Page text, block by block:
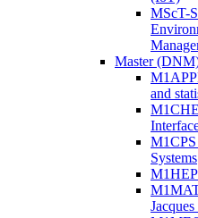
MScT-
Master
and
Systems